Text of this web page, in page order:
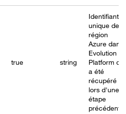
true string
Identifiant
unique de
région
Azure dans
Evolution
Platform qui
a été
récupéré
lors d'une
étape
précédente.